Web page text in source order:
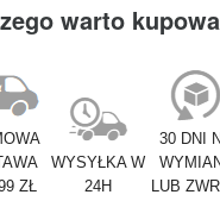
warto
ZŁ
WYSYŁKA W
24H
30 DNI
LUB